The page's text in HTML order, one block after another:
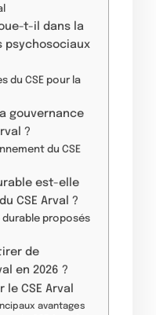
t-il dans la
psychosociaux
du CSE pour la
gouvernance
?
du CSE
est-elle
CSE Arval ?
durable proposés
de
en 2026 ?
CSE Arval
avantages